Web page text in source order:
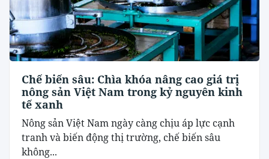
Chế biến sâu: Chìa khóa nâng cao giá trị
nông sản Việt Nam trong kỷ nguyên kinh
tế xanh
Nông sản Việt Nam ngày càng chịu áp lực cạnh
tranh và biến động thị trường, chế biến sâu
không...